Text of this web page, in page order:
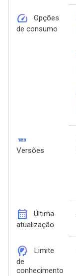
speed
Opções
de consumo
123
Versões
calendar_month
Última
atualização
cognition_2
Limite
de
conhecimento